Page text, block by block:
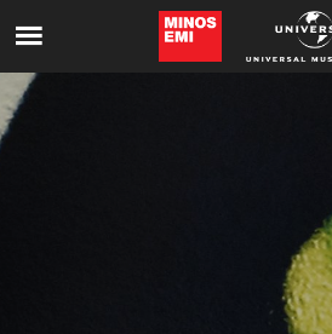
Like being first?
Get news from your favorite
everyone else.